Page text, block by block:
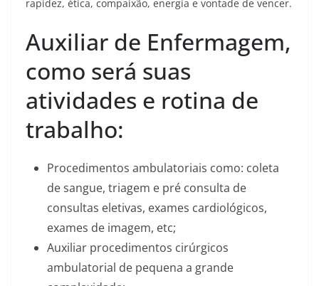
rapidez, ética, compaixão, energia e vontade de vencer.
Auxiliar de Enfermagem,
como será suas
atividades e rotina de
trabalho:
Procedimentos ambulatoriais como: coleta
de sangue, triagem e pré consulta de
consultas eletivas, exames cardiológicos,
exames de imagem, etc;
Auxiliar procedimentos cirúrgicos
ambulatorial de pequena a grande